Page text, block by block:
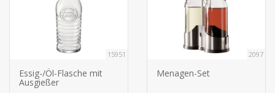
15951
Essig-/Öl-Flasche mit
Ausgießer
2097
Menagen-Set